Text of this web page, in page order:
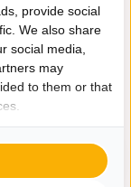
We zullen
provide social
We also share
social media,
may
to them or that